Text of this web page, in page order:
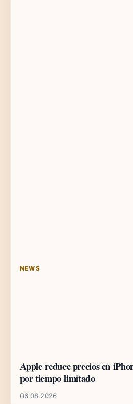
NEWS
Apple reduce precios en
por tiempo limitado
06.08.2026